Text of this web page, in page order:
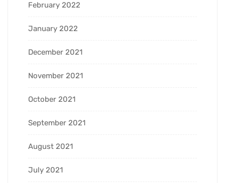
February 2022
January 2022
December 2021
November 2021
October 2021
September 2021
August 2021
July 2021